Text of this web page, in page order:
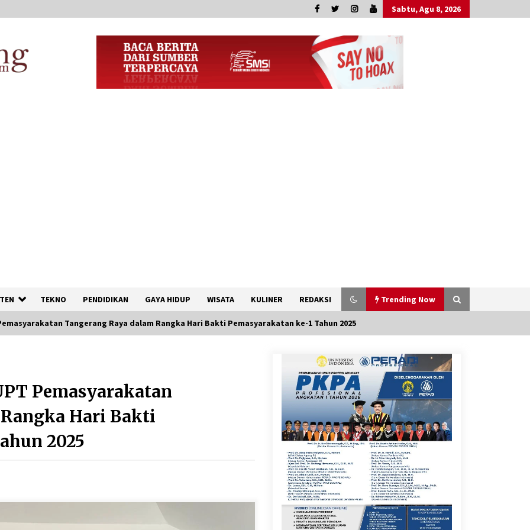
Sabtu, Agu 8, 2026
TEKNO PENDIDIKAN GAYA HIDUP WISATA KULINER REDAKSI Trending Now
Semangat Pelayanan dan
8 Agustus 2026
Pemkot Tangsel Kembangkan
36 Pos Lansia, Benyamin:
Wujudkan Lansia Sehat, Aktif,
dan Bahagia
8 Agustus 2026
Kemenkum Malut Ikuti ‘Pasti
Ada Solusi’, Menkum Dorong
Transformasi Digital
7 Agustus 2026
Tangerang Raya dalam Rangka Hari Bakti Pemasyarakatan ke-1 Tahun 2025
Pemasyarakatan
Hari Bakti
2025